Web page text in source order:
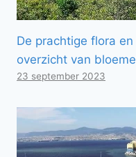
De prachtige flora
overzicht van
23 september 2023